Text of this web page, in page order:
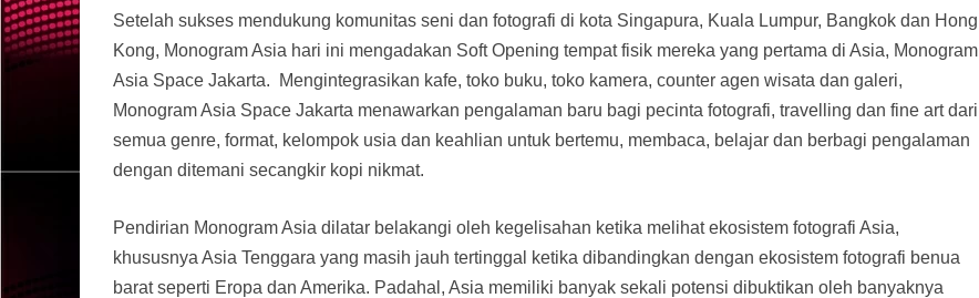
Setelah sukses mendukung komunitas seni dan fotografi di kota Singapura, Kuala Lumpur, Bangkok dan Hong
Kong, Monogram Asia hari ini mengadakan Soft Opening tempat fisik mereka yang pertama di Asia, Monogram
Asia Space Jakarta. Mengintegrasikan kafe, toko buku, toko kamera, counter agen wisata dan galeri,
Monogram Asia Space Jakarta menawarkan pengalaman baru bagi pecinta fotografi, travelling dan fine art dari
semua genre, format, kelompok usia dan keahlian untuk bertemu, membaca, belajar dan berbagi pengalaman
dengan ditemani secangkir kopi nikmat.
Pendirian Monogram Asia dilatar belakangi oleh kegelisahan ketika melihat ekosistem fotografi Asia,
khususnya Asia Tenggara yang masih jauh tertinggal ketika dibandingkan dengan ekosistem fotografi benua
barat seperti Eropa dan Amerika. Padahal, Asia memiliki banyak sekali potensi dibuktikan oleh banyaknya